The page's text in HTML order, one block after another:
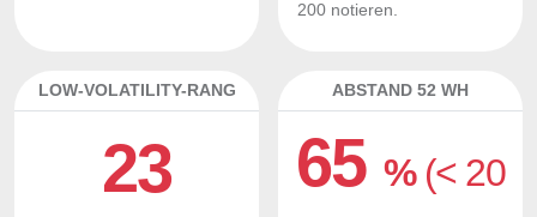
200 notieren.
LOW-VOLATILITY-RANG
23
ABSTAND 52 WH
65% (< 20